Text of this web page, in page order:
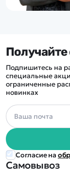
Самовывоз
Получайте
Подпишитесь на
специальные
ограниченные
новинках
Согласие на